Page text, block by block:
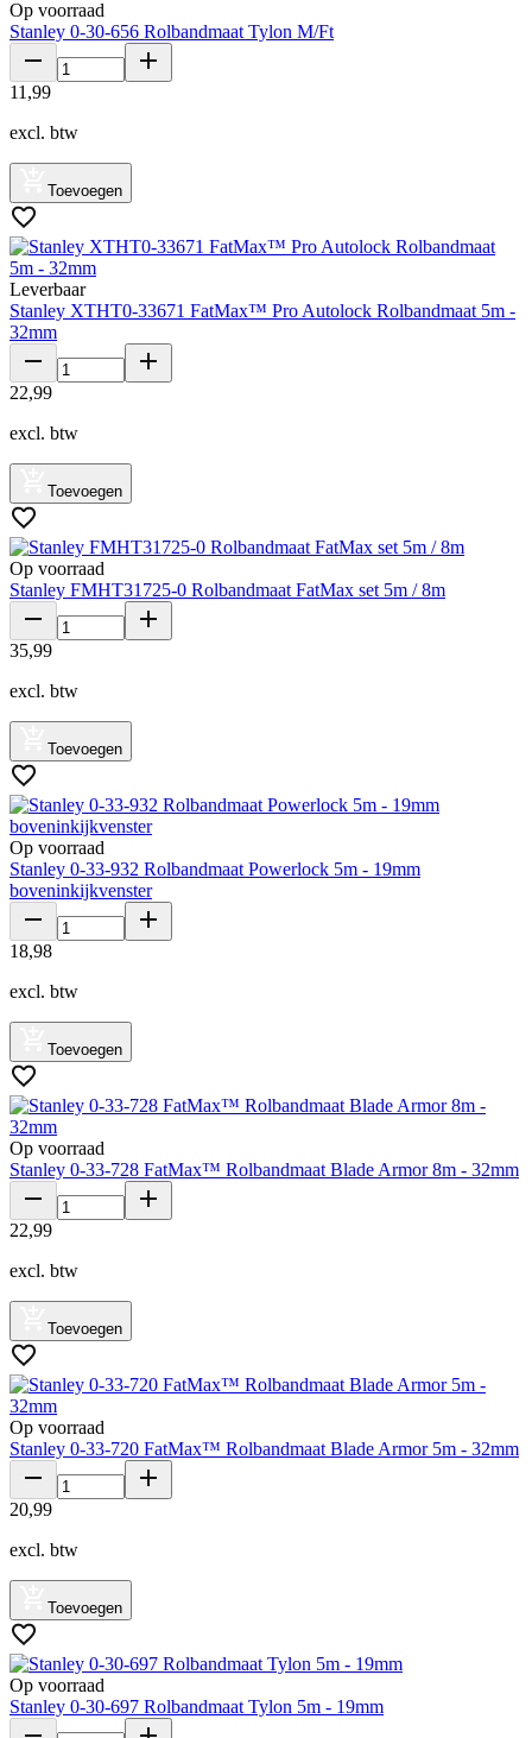
Op voorraad
Stanley 0-30-656 Rolbandmaat Tylon M/Ft
11 ,99
excl. btw
Toevoegen
Leverbaar
Stanley XTHT0-33671 FatMax™ Pro Autolock Rolbandmaat 5m -
32mm
22,99
excl. btw
Toevoegen
Op voorraad
Stanley FMHT31725-0 Rolbandmaat FatMax set 5m / 8m
35,99
excl. btw
Toevoegen
Op voorraad
Stanley 0-33-932 Rolbandmaat Powerlock 5m - 19mm
boveninkijkvenster
18,98
excl. btw
Toevoegen
Op voorraad
Stanley 0-33-728 FatMax™ Rolbandmaat Blade Armor 8m - 32mm
22,99
excl. btw
Toevoegen
Op voorraad
Stanley 0-33-720 FatMax™ Rolbandmaat Blade Armor 5m - 32mm
20,99
excl. btw
Toevoegen
Op voorraad
Stanley 0-30-697 Rolbandmaat Tylon 5m - 19mm